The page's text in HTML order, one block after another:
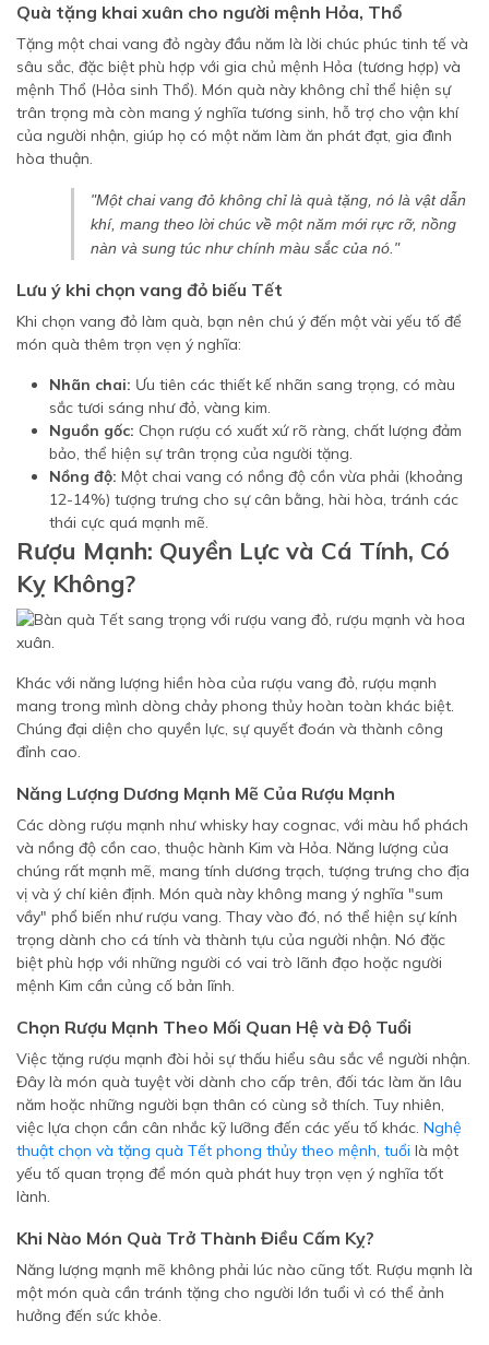
Quà tặng khai xuân cho người mệnh Hỏa, Thổ
Tặng một chai vang đỏ ngày đầu năm là lời chúc phúc tinh tế và
sâu sắc, đặc biệt phù hợp với gia chủ mệnh Hỏa (tương hợp) và
mệnh Thổ (Hỏa sinh Thổ). Món quà này không chỉ thể hiện sự
trân trọng mà còn mang ý nghĩa tương sinh, hỗ trợ cho vận khí
của người nhận, giúp họ có một năm làm ăn phát đạt, gia đình
hòa thuận.
"Một chai vang đỏ không chỉ là quà tặng, nó là vật dẫn
khí, mang theo lời chúc về một năm mới rực rỡ, nồng
nàn và sung túc như chính màu sắc của nó."
Lưu ý khi chọn vang đỏ biếu Tết
Khi chọn vang đỏ làm quà, bạn nên chú ý đến một vài yếu tố để
món quà thêm trọn vẹn ý nghĩa:
Nhãn chai: Ưu tiên các thiết kế nhãn sang trọng, có màu
sắc tươi sáng như đỏ, vàng kim.
Nguồn gốc: Chọn rượu có xuất xứ rõ ràng, chất lượng đảm
bảo, thể hiện sự trân trọng của người tặng.
Nồng độ: Một chai vang có nồng độ cồn vừa phải (khoảng
12-14%) tượng trưng cho sự cân bằng, hài hòa, tránh các
thái cực quá mạnh mẽ.
Rượu Mạnh: Quyền Lực và Cá Tính, Có
Kỵ Không?
Khác với năng lượng hiền hòa của rượu vang đỏ, rượu mạnh
mang trong mình dòng chảy phong thủy hoàn toàn khác biệt.
Chúng đại diện cho quyền lực, sự quyết đoán và thành công
đỉnh cao.
Năng Lượng Dương Mạnh Mẽ Của Rượu Mạnh
Các dòng rượu mạnh như whisky hay cognac, với màu hổ phách
và nồng độ cồn cao, thuộc hành Kim và Hỏa. Năng lượng của
chúng rất mạnh mẽ, mang tính dương trạch, tượng trưng cho địa
vị và ý chí kiên định. Món quà này không mang ý nghĩa "sum
vầy" phổ biến như rượu vang. Thay vào đó, nó thể hiện sự kính
trọng dành cho cá tính và thành tựu của người nhận. Nó đặc
biệt phù hợp với những người có vai trò lãnh đạo hoặc người
mệnh Kim cần củng cố bản lĩnh.
Chọn Rượu Mạnh Theo Mối Quan Hệ và Độ Tuổi
Việc tặng rượu mạnh đòi hỏi sự thấu hiểu sâu sắc về người nhận.
Đây là món quà tuyệt vời dành cho cấp trên, đối tác làm ăn lâu
năm hoặc những người bạn thân có cùng sở thích. Tuy nhiên,
việc lựa chọn cần cân nhắc kỹ lưỡng đến các yếu tố khác. Nghệ
thuật chọn và tặng quà Tết phong thủy theo mệnh, tuổi là một
yếu tố quan trọng để món quà phát huy trọn vẹn ý nghĩa tốt
lành.
Khi Nào Món Quà Trở Thành Điều Cấm Kỵ?
Năng lượng mạnh mẽ không phải lúc nào cũng tốt. Rượu mạnh là
một món quà cần tránh tặng cho người lớn tuổi vì có thể ảnh
hưởng đến sức khỏe.